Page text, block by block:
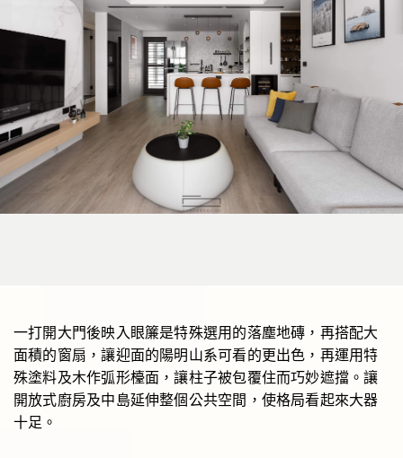
一打開大門後映入眼簾是特殊選用的落塵地磚，再搭配大
面積的窗扇，讓迎面的陽明山系可看的更出色，再運用特
殊塗料及木作弧形檯面，讓柱子被包覆住而巧妙遮擋。讓
開放式廚房及中島延伸整個公共空間，使格局看起來大器
十足。